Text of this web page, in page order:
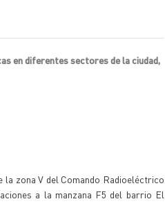
en diferentes sectores de la ciudad,
zona V del Comando Radioeléctrico
a la manzana F5 del barrio El